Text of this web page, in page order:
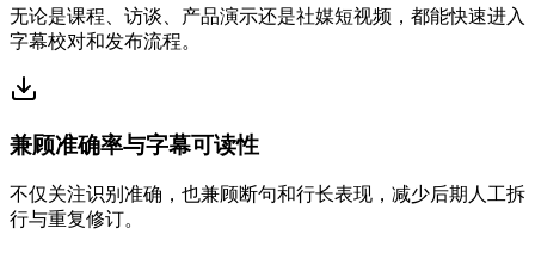
无论是课程、访谈、产品演示还是社媒短视频，都能快速进入
字幕校对和发布流程。
兼顾准确率与字幕可读性
不仅关注识别准确，也兼顾断句和行长表现，减少后期人工拆
行与重复修订。